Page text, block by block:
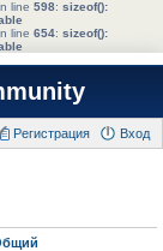
line 598: sizeof():
line 654: sizeof():
Вход
Регистрация